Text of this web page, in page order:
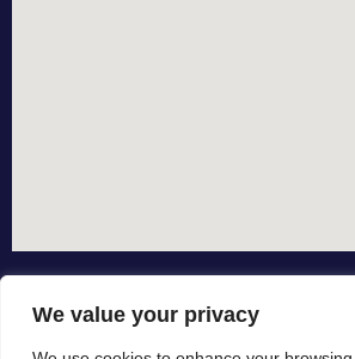
We value your privacy